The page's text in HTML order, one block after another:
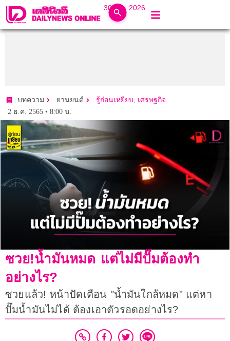
30 ก.ค. 2026
บทความ ยานยนต์ รู้ก่อนเหยียบ, เศรษฐกิจ
2 ธ.ค. 2565 • 8:00 น.
ซวย!น้ำมันหมด แต่ไม่มีปั๊มต้องทำ
อย่างไร?
ซวยแล้ว! หน้าปัดเตือน "น้ำมันใกล้หมด" แต่หา
ปั๊มน้ำมันไม่ได้ ต้องเอาตัวรอดอย่างไร?